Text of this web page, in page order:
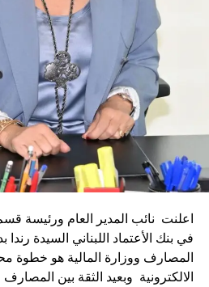
اعلنت نائب المدير العام ورئيسة
في بنك الأعتماد اللبناني السيدة رندا
المصارف ووزارة المالية هو خطوة
الالكترونية وبعيد الثقة بين